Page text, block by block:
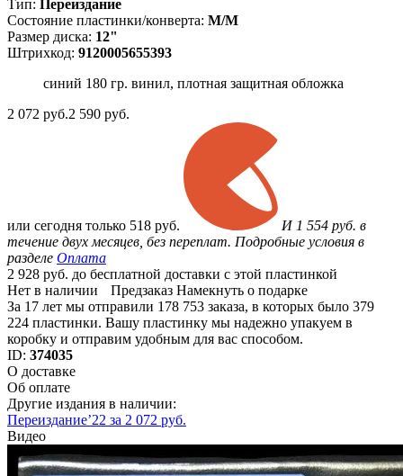
Тип: Переиздание
Состояние пластинки/конверта: M/M
Размер диска: 12"
Штрихкод: 9120005655393
синий 180 гр. винил, плотная защитная обложка
2 072 руб.2 590 руб.
или сегодня только 518 руб.
И 1 554 руб. в
течение двух месяцев, без переплат. Подробные условия в
разделе Оплата
2 928 руб. до бесплатной доставки с этой пластинкой
Нет в наличии
Предзаказ Намекнуть о подарке
За 17 лет мы отправили 178 753 заказа, в которых было 379
224 пластинки. Вашу пластинку мы надежно упакуем в
коробку и отправим удобным для вас способом.
ID: 374035
О доставке
Об оплате
Другие издания в наличии:
Переиздание’22 за 2 072 руб.
Видео